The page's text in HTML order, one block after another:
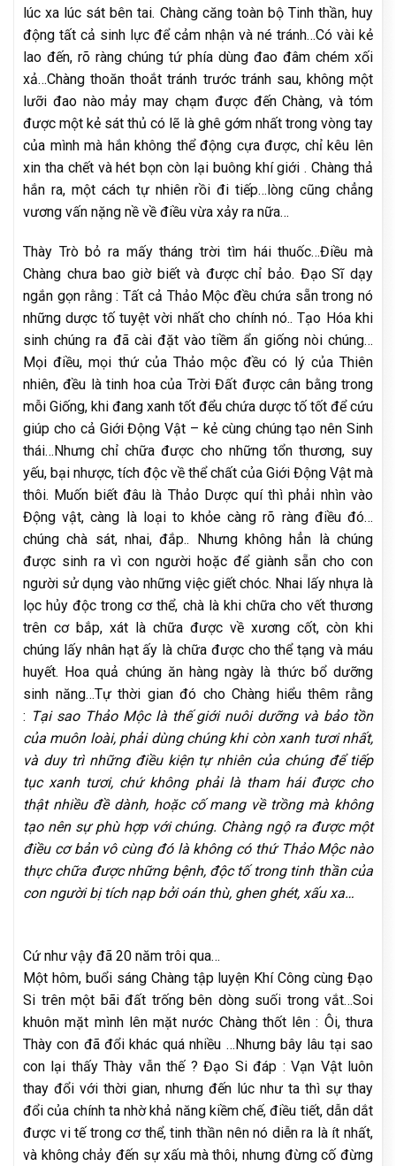
lúc xa lúc sát bên tai. Chàng căng toàn bộ Tinh thần, huy
động tất cả sinh lực để cảm nhận và né tránh…Có vài kẻ
lao đến, rõ ràng chúng tứ phía dùng đao đâm chém xối
xả…Chàng thoăn thoắt tránh trước tránh sau, không một
lưỡi đao nào mảy may chạm được đến Chàng, và tóm
được một kẻ sát thủ có lẽ là ghê gớm nhất trong vòng tay
của mình mà hắn không thể động cựa được, chỉ kêu lên
xin tha chết và hét bọn còn lại buông khí giới . Chàng thả
hắn ra, một cách tự nhiên rồi đi tiếp…lòng cũng chẳng
vương vấn nặng nề về điều vừa xảy ra nữa…
Thày Trò bỏ ra mấy tháng trời tìm hái thuốc…Điều mà
Chàng chưa bao giờ biết và được chỉ bảo. Đạo Sĩ dạy
ngắn gọn rằng : Tất cả Thảo Mộc đều chứa sẵn trong nó
những dược tố tuyệt vời nhất cho chính nó.. Tạo Hóa khi
sinh chúng ra đã cài đặt vào tiềm ẩn giống nòi chúng…
Mọi điều, mọi thứ của Thảo mộc đều có lý của Thiên
nhiên, đều là tinh hoa của Trời Đất được cân bằng trong
mỗi Giống, khi đang xanh tốt đểu chứa dược tố tốt để cứu
giúp cho cả Giới Động Vật – kẻ cùng chúng tạo nên Sinh
thái…Nhưng chỉ chữa được cho những tổn thương, suy
yếu, bại nhược, tích độc về thể chất của Giới Động Vật mà
thôi. Muốn biết đâu là Thảo Dược quí thì phải nhìn vào
Động vật, càng là loại to khỏe càng rõ ràng điều đó…
chúng chà sát, nhai, đắp.. Nhưng không hẳn là chúng
được sinh ra vì con người hoặc để giành sẵn cho con
người sử dụng vào những việc giết chóc. Nhai lấy nhựa là
lọc hủy độc trong cơ thể, chà là khi chữa cho vết thương
trên cơ bắp, xát là chữa được về xương cốt, còn khi
chúng lấy nhân hạt ấy là chữa được cho thể tạng và máu
huyết. Hoa quả chúng ăn hàng ngày là thức bổ dưỡng
sinh năng…Tự thời gian đó cho Chàng hiểu thêm rằng
: Tại sao Thảo Mộc là thế giới nuôi dưỡng và bảo tồn
của muôn loài, phải dùng chúng khi còn xanh tươi nhất,
và duy trì những điều kiện tự nhiên của chúng để tiếp
tục xanh tươi, chứ không phải là tham hái được cho
thật nhiều đề dành, hoặc cố mang về trồng mà không
tạo nên sự phù hợp với chúng. Chàng ngộ ra được một
điều cơ bản vô cùng đó là không có thứ Thảo Mộc nào
thực chữa được những bệnh, độc tố trong tinh thần của
con người bị tích nạp bởi oán thù, ghen ghét, xấu xa…
Cứ như vậy đã 20 năm trôi qua…
Một hôm, buổi sáng Chàng tập luyện Khí Công cùng Đạo
Si trên một bãi đất trống bên dòng suối trong vắt…Soi
khuôn mặt mình lên mặt nước Chàng thốt lên : Ôi, thưa
Thày con đã đổi khác quá nhiều …Nhưng bây lâu tại sao
con lại thấy Thày vẫn thế ? Đạo Si đáp : Vạn Vật luôn
thay đổi với thời gian, nhưng đến lúc như ta thì sự thay
đổi của chính ta nhờ khả năng kiềm chế, điều tiết, dẫn dắt
được vi tế trong cơ thể, tinh thần nên nó diễn ra là ít nhất,
và không chảy đến sự xấu mà thôi, nhưng đừng cố đừng